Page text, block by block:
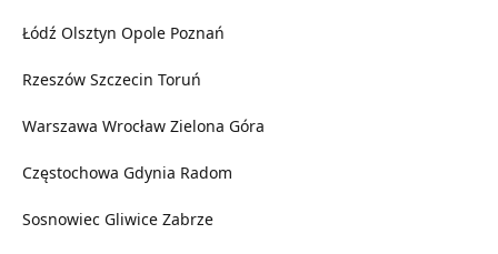
Łódź Olsztyn Opole Poznań
Rzeszów Szczecin Toruń
Warszawa Wrocław Zielona Góra
Częstochowa Gdynia Radom
Sosnowiec Gliwice Zabrze